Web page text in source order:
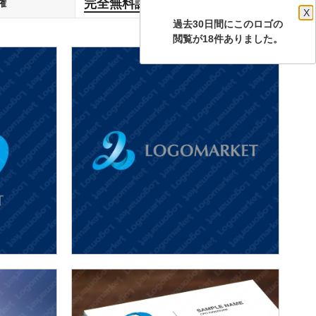
過去30日間にこのロゴの
X
閲覧が18件ありました。